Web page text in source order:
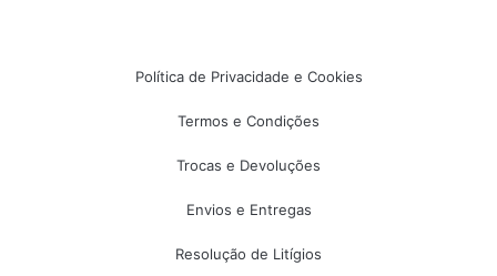
Política de Privacidade e Cookies
Termos e Condições
Trocas e Devoluções
Envios e Entregas
Resolução de Litígios